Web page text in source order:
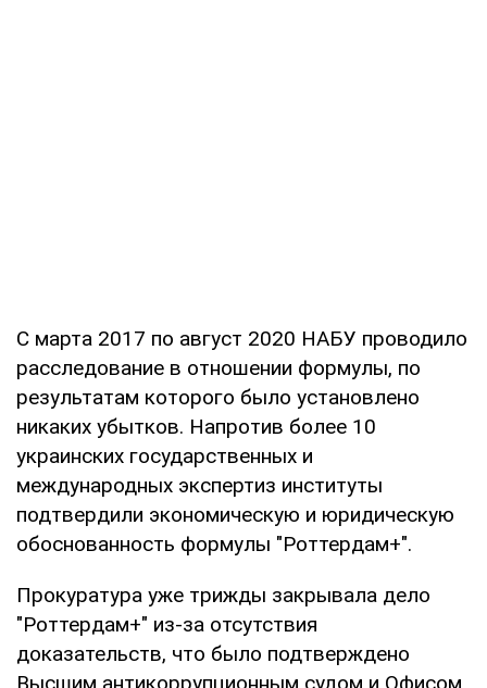
С марта 2017 по август 2020 НАБУ проводило
расследование в отношении формулы, по
результатам которого было установлено
никаких убытков. Напротив более 10
украинских государственных и
международных экспертиз институты
подтвердили экономическую и юридическую
обоснованность формулы "Роттердам+".
Прокуратура уже трижды закрывала дело
"Роттердам+" из-за отсутствия
доказательств, что было подтверждено
Высшим антикоррупционным судом и Офисом